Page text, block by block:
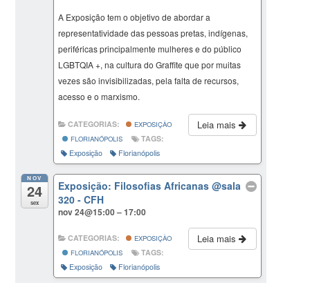
A Exposição tem o objetivo de abordar a
representatividade das pessoas pretas, indígenas,
periféricas principalmente mulheres e do público
LGBTQIA +, na cultura do Graffite que por muitas
vezes são invisibilizadas, pela falta de recursos,
acesso e o marxismo.
Leia mais
CATEGORIAS:
EXPOSIÇÃO
FLORIANÓPOLIS
TAGS:
Exposição
Florianópolis
NOV
24
sex
Exposição: Filosofias Africanas@sala
320 - CFH
nov 24@15:00 – 17:00
Leia mais
CATEGORIAS:
EXPOSIÇÃO
FLORIANÓPOLIS
TAGS:
Exposição
Florianópolis